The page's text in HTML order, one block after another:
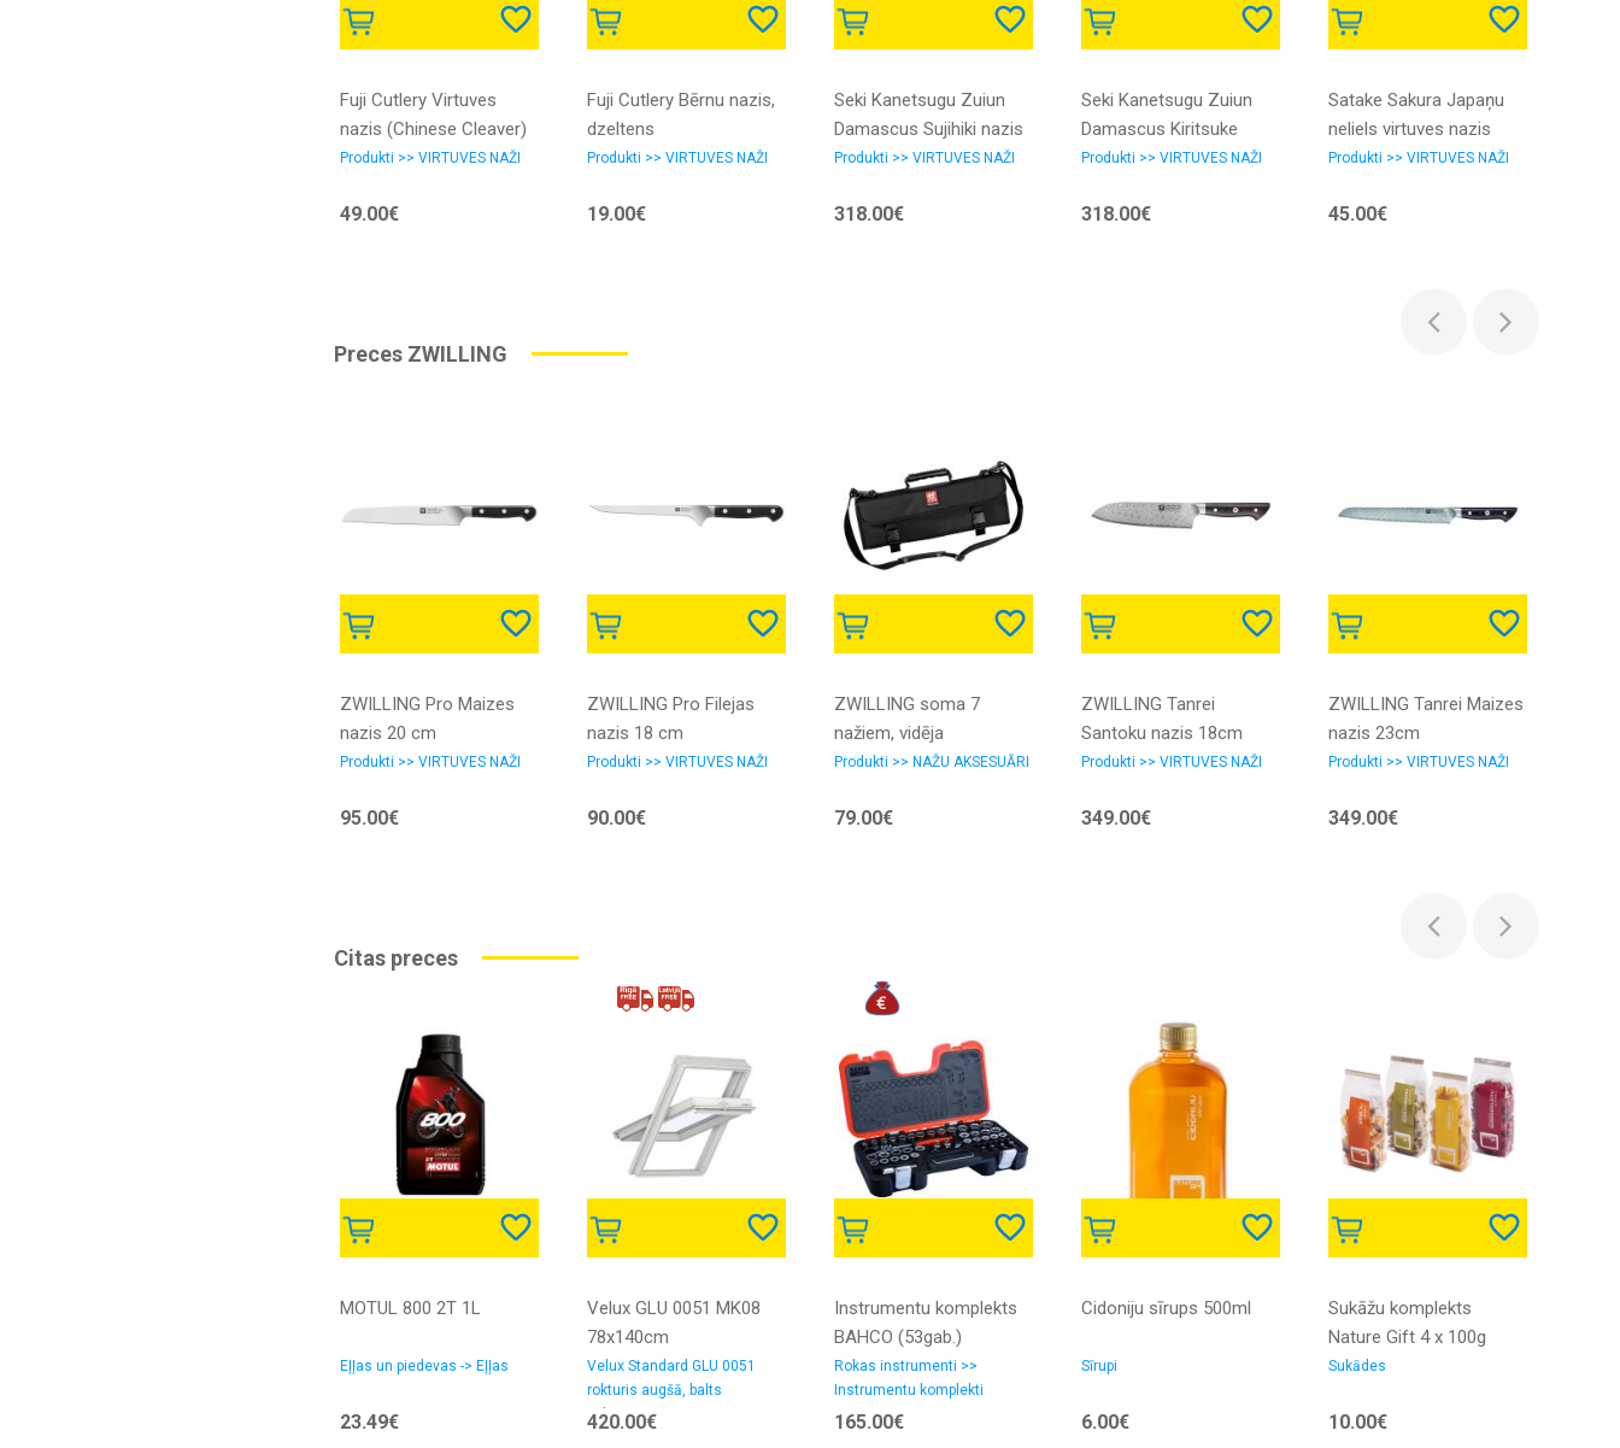
Fuji Cutlery Virtuves
nazis (Chinese Cleaver)
Produkti >> VIRTUVES NAŽI
49.00€
Fuji Cutlery Bērnu nazis,
dzeltens
Produkti >> VIRTUVES NAŽI
19.00€
Seki Kanetsugu Zuiun
Damascus Sujihiki nazis
240mm
Produkti >> VIRTUVES NAŽI
318.00€
Seki Kanetsugu Zuiun
Damascus Kiritsuke
nazis 210mm
Produkti >> VIRTUVES NAŽI
318.00€
Satake Sakura Japaņu
neliels virtuves nazis
10cm
Produkti >> VIRTUVES NAŽI
45.00€
Preces ZWILLING
ZWILLING Pro Maizes
nazis 20 cm
Produkti >> VIRTUVES NAŽI
95.00€
ZWILLING Pro Filejas
nazis 18 cm
Produkti >> VIRTUVES NAŽI
90.00€
ZWILLING soma 7
nažiem, vidēja
Produkti >> NAŽU AKSESUĀRI
79.00€
ZWILLING Tanrei
Santoku nazis 18cm
Produkti >> VIRTUVES NAŽI
349.00€
ZWILLING Tanrei Maizes
nazis 23cm
Produkti >> VIRTUVES NAŽI
349.00€
Citas preces
MOTUL 800 2T 1L
Eļļas un piedevas -> Eļļas
23.49€
Velux GLU 0051 MK08
78x140cm
Velux Standard GLU 0051
rokturis augšā, balts
poliuretāns
420.00€
Instrumentu komplekts
BAHCO (53gab.)
Rokas instrumenti >>
Instrumentu komplekti
165.00€
Cidoniju sīrups 500ml
Sīrupi
6.00€
Sukāžu komplekts
Nature Gift 4 x 100g
Sukādes
10.00€